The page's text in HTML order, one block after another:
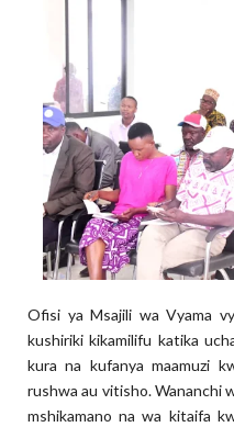
Ofisi ya Msajili wa Vyama
kushiriki kikamilifu katika
kura na kufanya maamuzi
rushwa au vitisho. Wananchi
mshikamano na wa kitaifa